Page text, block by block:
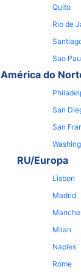
Quito
Rio de
Sao
América do
San
San
RU/Europa
Lisbon
Madrid
Milan
Naples
Rome